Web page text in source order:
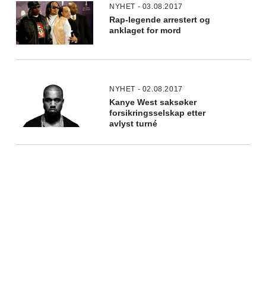
NYHET - 03.08.2017
Rap-legende arrestert og
anklaget for mord
NYHET - 02.08.2017
Kanye West saksøker
forsikringsselskap etter
avlyst turné